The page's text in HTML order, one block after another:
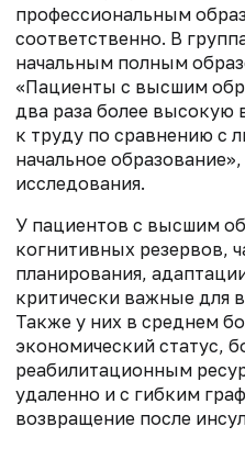
профессиональным
соответственно. В
начальным полным
«Пациенты с высшим
два раза более высокую
к труду по сравнению с
начальное
исследования.
У пациентов с высшим
когнитивных резервов,
планирования,
критически важные для
Также у них в среднем
экономический статус,
реабилитационным
удаленно и с гибким
возвращение после